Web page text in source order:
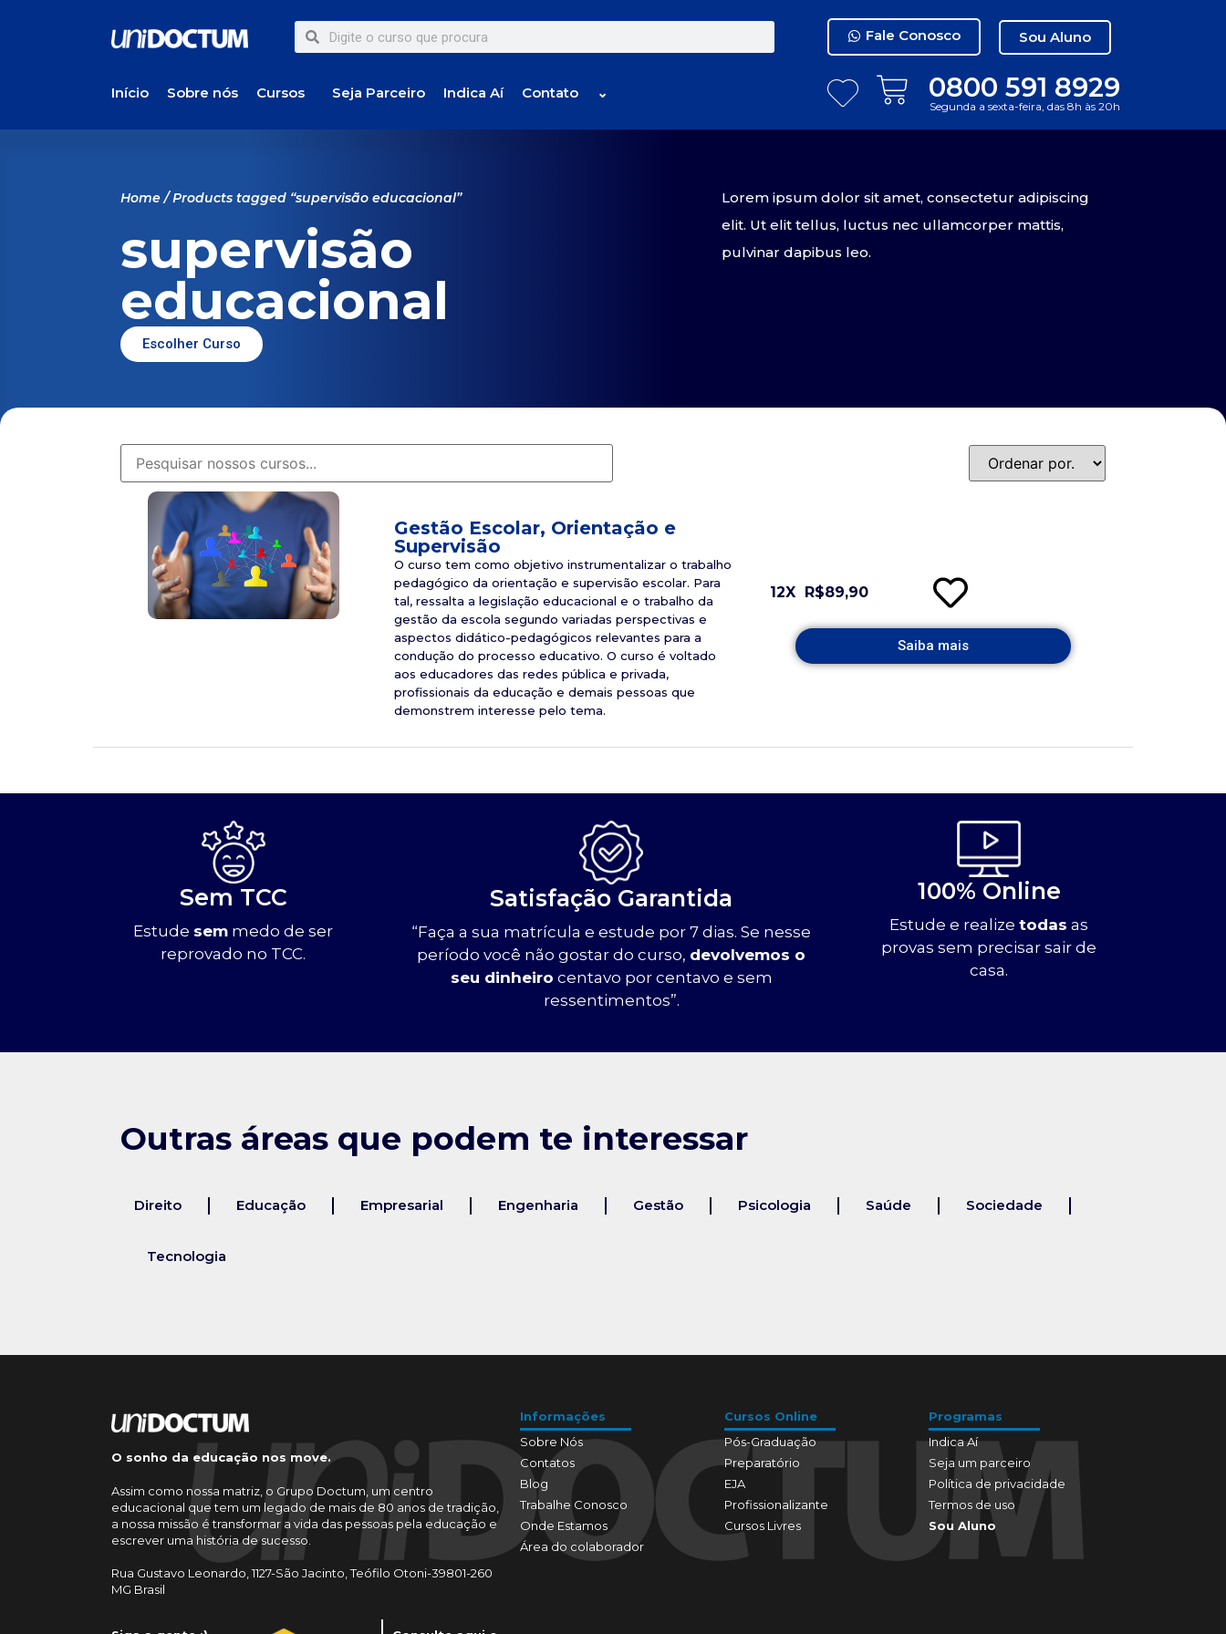
Fale Conosco Sou Aluno
Início Sobre nós Cursos Seja Parceiro Indica Aí Contato ⌄ 0800 591 8929
Segunda a sexta-feira, das 8h às 20h
Home/ Products tagged “supervisão educacional”
supervisão
educacional
Escolher Curso
Lorem ipsum dolor sit amet, consectetur adipiscing
elit. Ut elit tellus, luctus nec ullamcorper mattis,
pulvinar dapibus leo.
Gestão Escolar, Orientação e
Supervisão
O curso tem como objetivo instrumentalizar o trabalho
pedagógico da orientação e supervisão escolar. Para
tal, ressalta a legislação educacional e o trabalho da
gestão da escola segundo variadas perspectivas e
aspectos didático-pedagógicos relevantes para a
condução do processo educativo. O curso é voltado
aos educadores das redes pública e privada,
profissionais da educação e demais pessoas que
demonstrem interesse pelo tema.
12X R$89,90
Saiba mais
Sem TCC
Estude sem medo de ser
reprovado no TCC.
Satisfação Garantida
“Faça a sua matrícula e estude por 7 dias. Se nesse
período você não gostar do curso, devolvemos o
seu dinheiro centavo por centavo e sem
ressentimentos”.
100% Online
Estude e realizetodas as
provas sem precisar sair de
casa.
Outras áreas que podem te interessar
Direito Educação Empresarial Engenharia Gestão Psicologia Saúde Sociedade
Tecnologia
O sonho da educação nos move.
Assim como nossa matriz, o Grupo Doctum, um centro
educacional que tem um legado de mais de 80 anos de tradição,
a nossa missão é transformar a vida das pessoas pela educação e
escrever uma história de sucesso.
Rua Gustavo Leonardo, 1127-São Jacinto, Teófilo Otoni-39801-260
MG Brasil
Informações
Sobre Nós
Contatos
Blog
Trabalhe Conosco
Onde Estamos
Área do colaborador
Cursos Online
Pós-Graduação
Preparatório
EJA
Profissionalizante
Cursos Livres
Programas
Indica Aí
Seja um parceiro
Política de privacidade
Termos de uso
Sou Aluno